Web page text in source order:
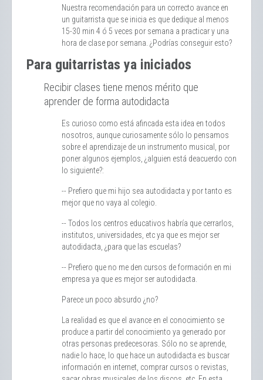
Nuestra recomendación para un correcto avance en
un guitarrista que se inicia es que dedique al menos
15-30 min 4 ó 5 veces por semana a practicar y una
hora de clase por semana. ¿Podrías conseguir esto?
Para guitarristas ya iniciados
Recibir clases tiene menos mérito que
aprender de forma autodidacta
Es curioso como está afincada esta idea en todos
nosotros, aunque curiosamente sólo lo pensamos
sobre el aprendizaje de un instrumento musical, por
poner algunos ejemplos, ¿alguien está deacuerdo con
lo siguiente?:
-- Prefiero que mi hijo sea autodidacta y por tanto es
mejor que no vaya al colegio.
-- Todos los centros educativos habría que cerrarlos,
institutos, universidades, etc ya que es mejor ser
autodidacta, ¿para que las escuelas?
-- Prefiero que no me den cursos de formación en mi
empresa ya que es mejor ser autodidacta.
Parece un poco absurdo ¿no?
La realidad es que el avance en el conocimiento se
produce a partir del conocimiento ya generado por
otras personas predecesoras. Sólo no se aprende,
nadie lo hace, lo que hace un autodidacta es buscar
información en internet, comprar cursos o revistas,